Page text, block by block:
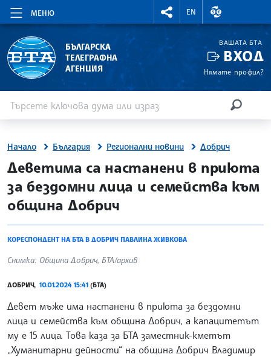
МЕНЮ
RIGHTMENU.SOCIAL
EN
ВАЛУТНИ
БЪЛГАРСКА
ТЕЛЕГРАФНА
АГЕНЦИЯ
ВАШАТА БТА
ВХОД
Нямате профил?
Начало България Регионални новини Добрич
site.bta
Деветима са настанени в приюта
за бездомни лица и семейства към
община Добрич
КОРЕСПОНДЕНТ НА БТА В ДОБРИЧ ПАВЛИНА ЖИВКОВА
Снимка: Община Добрич, БТА/архив
ДОБРИЧ, 10.01.2024 15:41 (БТА)
Девет мъже има настанени в приюта за бездомни
лица и семейства към община Добрич, а капацитетът
му е 15 лица. Това каза за БТА заместник-кметът
„Хуманитарни дейности“ на община Добрич Владимир